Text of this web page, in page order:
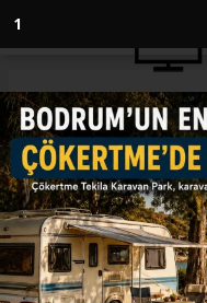
1
Anasayfa GÜNDEM
Dışişleri
Başbakan
ile
03.07.2026 -